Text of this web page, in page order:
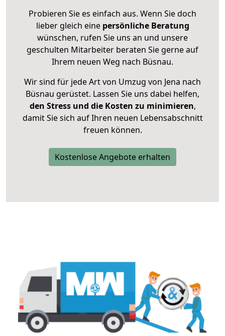
Probieren Sie es einfach aus. Wenn Sie doch
lieber gleich eine persönliche Beratung
wünschen, rufen Sie uns an und unsere
geschulten Mitarbeiter beraten Sie gerne auf
Ihrem neuen Weg nach Büsnau.
Wir sind für jede Art von Umzug von Jena nach
Büsnau gerüstet. Lassen Sie uns dabei helfen,
den Stress und die Kosten zu minimieren,
damit Sie sich auf Ihren neuen Lebensabschnitt
freuen können.
Kostenlose Angebote erhalten